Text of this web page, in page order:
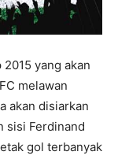
yang akan
melawan
akan disiarkan
sisi Ferdinand
gol terbanyak